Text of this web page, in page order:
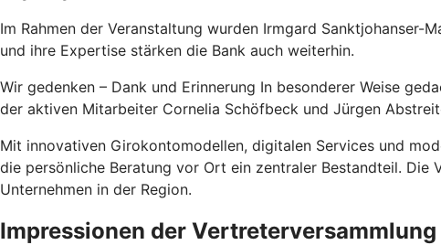
Im Rahmen der Veranstaltung wurden Irmgard Sanktjohanser-
und ihre Expertise stärken die Bank auch weiterhin.
Wir gedenken – Dank und Erinnerung In besonderer Weise
der aktiven Mitarbeiter Cornelia Schöfbeck und Jürgen
Mit innovativen Girokontomodellen, digitalen Services und
die persönliche Beratung vor Ort ein zentraler Bestandteil. Die
Unternehmen in der Region.
Impressionen der